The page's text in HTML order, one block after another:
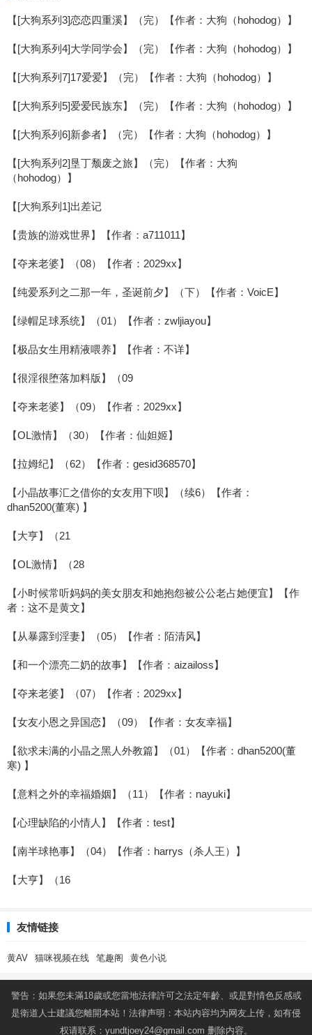
【[大狗系列3]恋恋四重溪】（完）【作者：大狗（hohodog）】
【[大狗系列4]大学同学会】（完）【作者：大狗（hohodog）】
【[大狗系列7]17爱爱】（完）【作者：大狗（hohodog）】
【[大狗系列5]爱爱民族东】（完）【作者：大狗（hohodog）】
【[大狗系列6]新参者】（完）【作者：大狗（hohodog）】
【[大狗系列2]垦丁颓废之旅】（完）【作者：大狗
（hohodog）】
【[大狗系列1]出差记
【贵族的游戏世界】【作者：a711011】
【夺来老婆】（08）【作者：2029xx】
【纯爱系列之二那一年，圣诞前夕】（下）【作者：VoicE】
【绿帽足球系统】（01）【作者：zwljiayou】
【极品女生用精液喂养】【作者：不详】
【很淫很堕落加料版】（09
【夺来老婆】（09）【作者：2029xx】
【OL激情】（30）【作者：仙妲姬】
【拉姆纪】（62）【作者：gesid368570】
【小晶故事汇之借你的女友用下呗】（续6）【作者：
dhan5200(董寒) 】
【大亨】（21
【OL激情】（28
【小时候常听妈妈的美女朋友和她抱怨被公公老占她便宜】【作
者：这不是黄文】
【从暴露到淫妻】（05）【作者：陌清风】
【和一个漂亮二奶的故事】【作者：aizailoss】
【夺来老婆】（07）【作者：2029xx】
【女友小恩之异国恋】（09）【作者：女友幸福】
【欲求未满的小晶之黑人外教篇】（01）【作者：dhan5200(董
寒) 】
【意料之外的幸福婚姻】（11）【作者：nayuki】
【心理缺陷的小情人】【作者：test】
【南半球艳事】（04）【作者：harrys（杀人王）】
【大亨】（16
友情链接
黄AV 猫咪视频在线 笔趣阁 黄色小说
警告：如果您未滿18歲或您當地法律許可之法定年齡、或是對情色反感或
是衛道人士建議您離開本站！法律声明：本站内容均为网友上传，如有侵
权请联系： yundtjoey24@gmail.com 删除内容。